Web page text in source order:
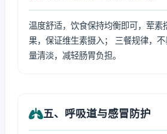
温度舒适，饮食保持均衡即可，荤素
果，保证维生素摄入； 三餐规律，
量清淡，减轻肠胃负担。
五、呼吸道与感冒防护